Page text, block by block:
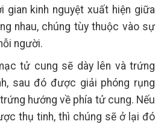
gian kinh nguyệt xuất hiện giữa
nhau, chúng tùy thuộc vào sự
người.
tử cung sẽ dày lên và trứng
sau đó được giải phóng rụng
hướng về phía tử cung. Nếu
thụ tinh, thì chúng sẽ ở lại đó